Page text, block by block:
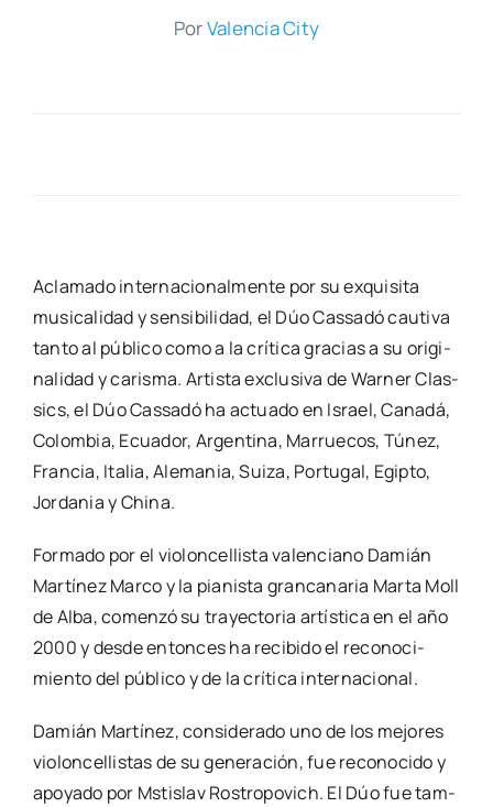
PorValen­cia City
Acla­ma­do inter­na­cio­nal­men­te por su exqui­si­ta
musi­ca­li­dad y sen­si­bi­li­dad, el Dúo Cas­sa­dó cau­ti­va
tan­to al pú­bli­co como a la crí­ti­ca gra­cias a su ori­gi­
na­li­dad y caris­ma. Artis­ta exclu­si­va de War­ner Clas­
sics, el Dúo Cas­sa­dó ha actua­do en Israel, Cana­dá,
Colom­bia, Ecua­dor, Argen­ti­na, Marrue­cos, Tú­nez,
Fran­cia, Ita­lia, Ale­ma­nia, Sui­za, Por­tu­gal, Egip­to,
Jor­da­nia y Chi­na.
For­ma­do por el vio­lon­ce­llis­ta valen­ciano Damián
Mar­tí­nez Mar­co y la pia­nis­ta gran­ca­na­ria Mar­ta Moll
de Alba, comen­zó su tra­yec­to­ria artís­ti­ca en el año
2000 y des­de enton­ces ha reci­bi­do el reco­no­ci­
mien­to del pú­bli­co y de la crí­ti­ca inter­na­cio­nal.
Damián Mar­tí­nez, con­si­de­ra­do uno de los mejo­res
vio­lon­ce­llis­tas de su gene­ra­ción, fue reco­no­ci­do y
apo­ya­do por Mstis­lav Ros­tro­po­vich. El Dúo fue tam­